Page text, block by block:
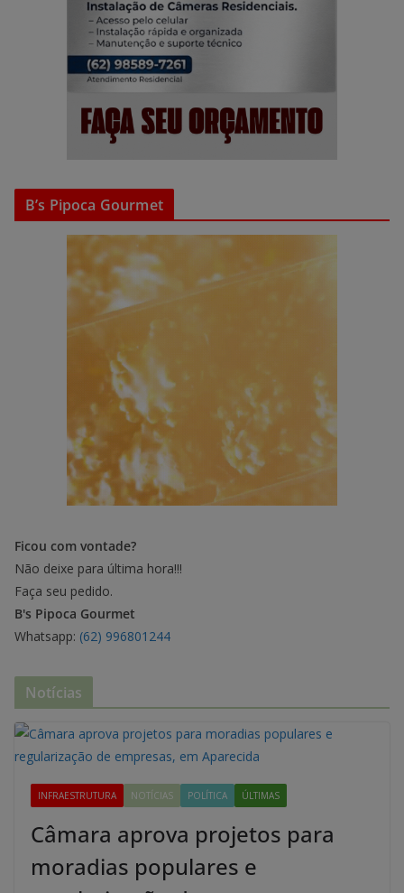
B’s Pipoca Gourmet
Ficou com vontade?
Não deixe para última hora!!!
Faça seu pedido.
B's Pipoca Gourmet
Whatsapp: (62) 996801244
Notícias
INFRAESTRUTURA NOTÍCIAS POLÍTICA ÚLTIMAS
Câmara aprova projetos para
moradias populares e